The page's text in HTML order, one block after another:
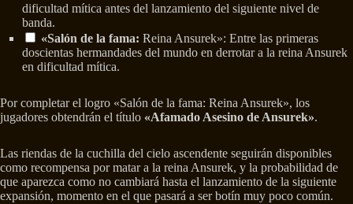
dificultad mítica antes del lanzamiento del siguiente nivel de
banda.
«Salón de la fama: Reina Ansurek»: Entre las primeras
doscientas hermandades del mundo en derrotar a la reina Ansurek
en dificultad mítica.
Por completar el logro «Salón de la fama: Reina Ansurek», los
jugadores obtendrán el título «Afamado Asesino de Ansurek».
Las riendas de la cuchilla del cielo ascendente seguirán disponibles
como recompensa por matar a la reina Ansurek, y la probabilidad de
que aparezca como no cambiará hasta el lanzamiento de la siguiente
expansión, momento en el que pasará a ser botín muy poco común.